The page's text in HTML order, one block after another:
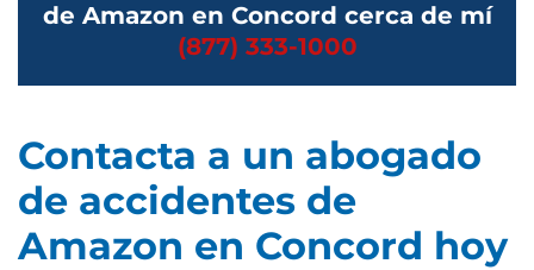
de Amazon en Concord cerca de mí
(877) 333-1000
Contacta a un abogado
de accidentes de
Amazon en Concord hoy